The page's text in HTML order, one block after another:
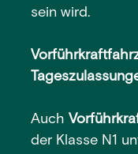
sein wird.
Auch
der Klasse N1